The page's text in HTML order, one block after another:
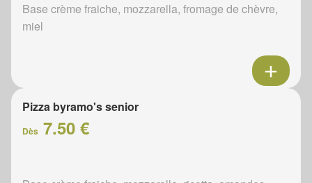
Base crème fraiche, mozzarella, fromage de chèvre,
miel
Pizza byramo's senior
Dès 7.50 €